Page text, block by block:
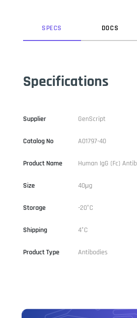
SPECS DOCS
Specifications
Supplier GenScript
Catalog No A01797-40
Product Name Human IgG (Fc)
Size 40μg
Storage -20°C
Shipping 4°C
Product Type Antibodies